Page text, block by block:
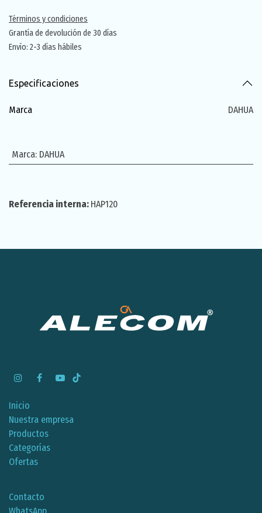
Términos y condiciones
Grantía de devolución de 30 días
Envío: 2-3 días hábiles
Especificaciones
Marca DAHUA
Marca: DAHUA
Referencia interna: HAP120
Inicio
Nuestra empresa
Productos
Categorías
Ofertas
Contacto